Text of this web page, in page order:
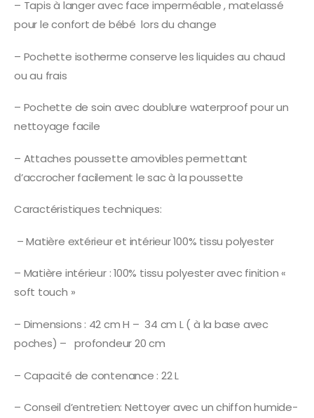
– Tapis à langer avec face imperméable , matelassé
pour le confort de bébé lors du change
– Pochette isotherme conserve les liquides au chaud
ou au frais
– Pochette de soin avec doublure waterproof pour un
nettoyage facile
– Attaches poussette amovibles permettant
d’accrocher facilement le sac à la poussette
Caractéristiques techniques:
– Matière extérieur et intérieur 100% tissu polyester
– Matière intérieur : 100% tissu polyester avec finition «
soft touch »
– Dimensions : 42 cm H – 34 cm L ( à la base avec
poches) – profondeur 20 cm
– Capacité de contenance : 22 L
– Conseil d’entretien: Nettoyer avec un chiffon humide-